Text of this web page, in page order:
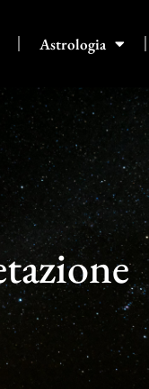
Astrologia